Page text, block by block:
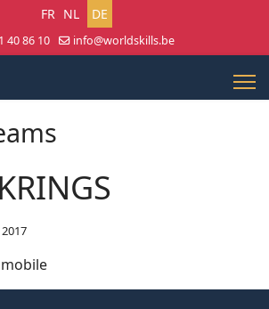
Sprache auswählen
FR NL DE
40 86 10
info@worldskills.be